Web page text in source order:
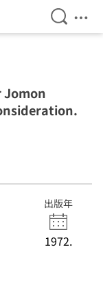
検索を
メ
Jomon
出版年
1972.